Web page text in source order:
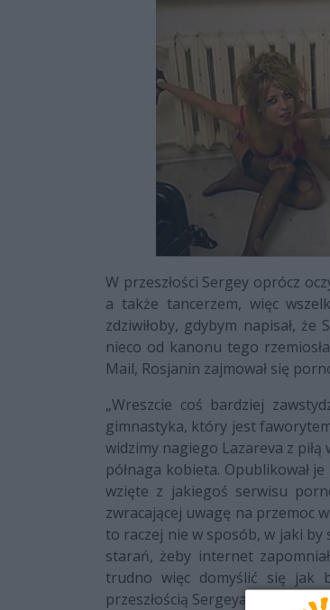
W przeszłości Sergey oprócz
a także tancerzem, więc
zdziwiłoby, gdybym napisał,
nieco od kanonu tego
Mail, Rosjanin zajmował się
„Wreszcie coś bardziej
gimnastyka, który jest
widzimy nagiego Lazareva z
półnaga kobieta. Opublikował
wzięte z jakiegoś serwisu
zwracającej uwagę na przemoc
to raczej nie w sposób, w jaki by
starań, żeby internet
trudno więc domyślić się jak
przeszłością Sergeya. O tym z